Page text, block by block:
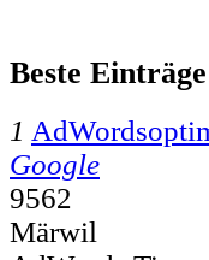
Beste
1
Google
9562
Märwil